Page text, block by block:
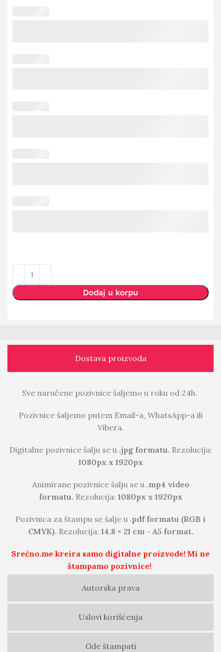
Dodaj u korpu
Dostava proizvoda
Autorska prava
Uslovi korišćenja
Gde štampati
Sve naručene pozivnice šaljemo u roku od 24h.
Pozivnice šaljemo putem Email-a, WhatsApp-a ili
Vibera.
Digitalne pozivnice šalju se u .jpg formatu. Rezolucija:
1080px x 1920px
Animirane pozivnice šalju se u .mp4 video
formatu. Rezolucija: 1080px x 1920px
Pozivnica za štampu se šalje u .pdf formatu (RGB i
CMYK). Rezolucija: 14.8 × 21 cm - A5 format.
Srećno.me kreira samo digitalne proizvode! Mi ne
štampamo pozivnice!